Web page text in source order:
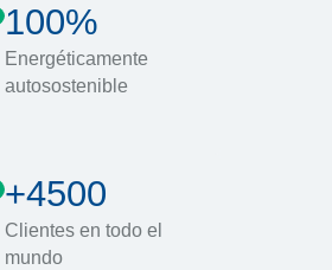
100%
Energéticamente
autosostenible
+4500
Clientes en todo el
mundo